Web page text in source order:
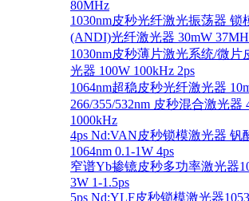
80MHz
1030nm皮秒光纤激光振荡器 锁
(ANDI)光纤激光器 30mW
1030nm皮秒薄片激光系统/微片
光器 100W 100kHz 2ps
1064nm超稳皮秒光纤激光器
266/355/532nm 皮秒混合激光器
1000kHz
4ps Nd:VAN皮秒锁模激光器 钒
1064nm 0.1-1W 4ps
窄谱Yb掺镱皮秒多功率激光器
3W 1-1.5ps
5ps Nd:YLF皮秒锁模激光器